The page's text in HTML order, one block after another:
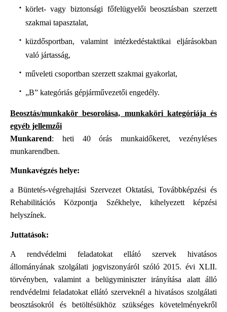
körlet- vagy biztonsági főfelügyelői beosztásban szerzett
szakmai tapasztalat,
küzdősportban, valamint intézkedéstaktikai eljárásokban
való jártasság,
műveleti csoportban szerzett szakmai gyakorlat,
„B” kategóriás gépjárművezetői engedély.
Beosztás/munkakör besorolása, munkaköri kategóriája és
egyéb jellemzői
Munkarend: heti 40 órás munkaidőkeret, vezényléses
munkarendben.
Munkavégzés helye:
a Büntetés-végrehajtási Szervezet Oktatási, Továbbképzési és
Rehabilitációs Központja Székhelye, kihelyezett képzési
helyszínek.
Juttatások:
A rendvédelmi feladatokat ellátó szervek hivatásos
állományának szolgálati jogviszonyáról szóló 2015. évi XLII.
törvényben, valamint a belügyminiszter irányítása alatt álló
rendvédelmi feladatokat ellátó szerveknél a hivatásos szolgálati
beosztásokról és betöltésükhöz szükséges követelményekről